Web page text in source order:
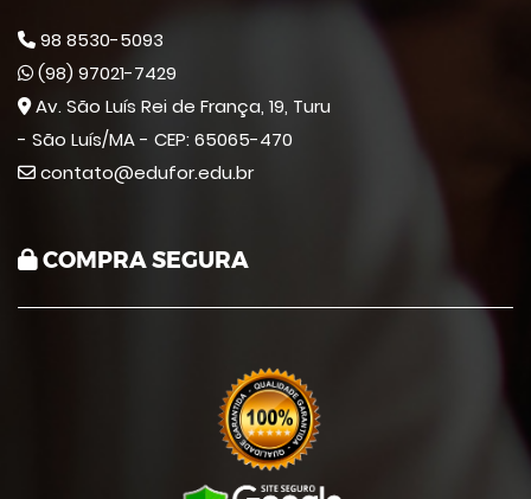
98 8530-5093
(98) 97021-7429
Av. São Luís Rei de França, 19, Turu
- São Luís/MA - CEP: 65065-470
contato@edufor.edu.br
COMPRA SEGURA